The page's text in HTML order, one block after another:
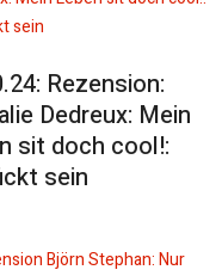
Rezension:
Dedreux: Mein
sit doch cool!:
sein